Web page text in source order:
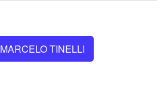
MARCELO TINELLI